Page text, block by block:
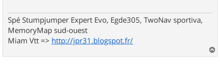
Spé Stumpjumper Expert Evo, Egde305, TwoNav sportiva,
MemoryMap sud-ouest
Miam Vtt => http://jpr31.blogspot.fr/
a